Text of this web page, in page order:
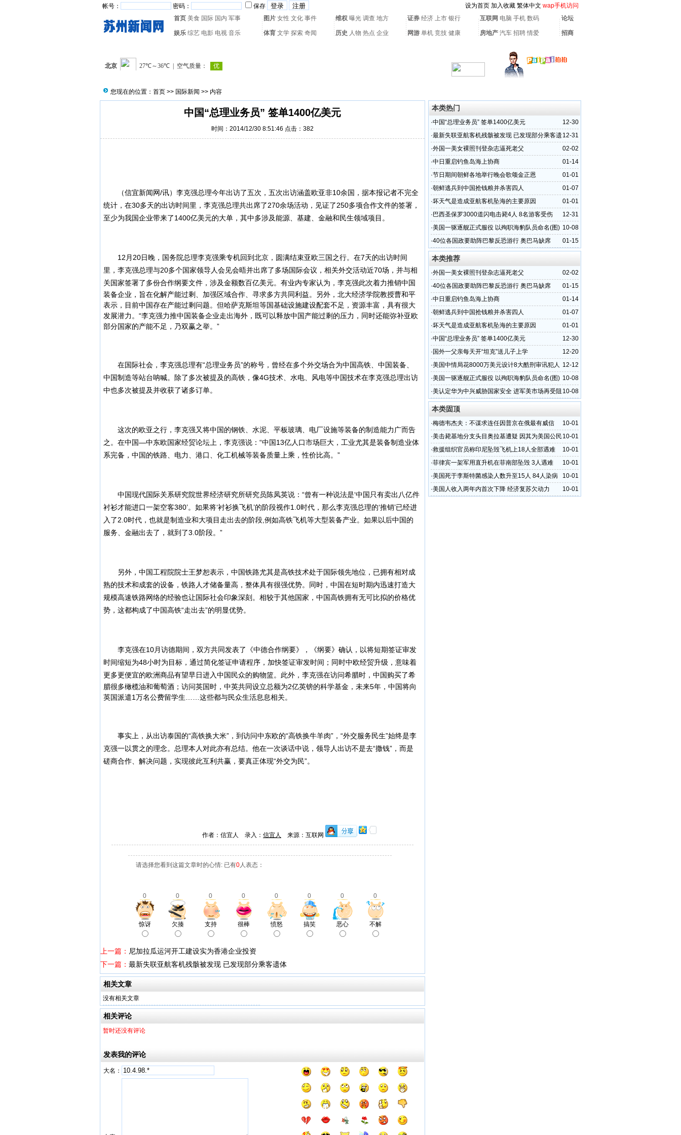
帐号： 密码： 保存 设为首页 加入收藏 繁体中文 wap手机访问
首页 美食 国际 国内 军事 图片 女性 文化 事件 维权 曝光 调查 地方 证券 经济 上市 银行 互联网 电脑 手机 数码 论坛
娱乐 综艺 电影 电视 音乐 体育 文学 探索 奇闻 历史 人物 热点 企业 网游 单机 竞技 健康 房地产 汽车 招聘 情爱 招商
您现在的位置： 首页 >> 国际新闻 >> 内容
中国“总理业务员” 签单1400亿美元
时间：2014/12/30 8:51:46 点击： 382
（信宜新闻网/讯） 李克强总理今年出访了五次，五次出访涵盖欧亚非10余国，据本报记者不完全
统计，在30多天的出访时间里，李克强总理共出席了270余场活动，见证了250多项合作文件的签署，
至少为我国企业带来了1400亿美元的大单，其中多涉及能源、基建、金融和民生领域项目。
12月20日晚，国务院总理李克强乘专机回到北京，圆满结束亚欧三国之行。在7天的出访时间
里，李克强总理与20多个国家领导人会见会晤并出席了多场国际会议，相关外交活动近70场，并与相
关国家签署了多份合作纲要文件，涉及金额数百亿美元。 有业内专家认为，李克强此次着力推销中国
装备企业，旨在化解产能过剩、加强区域合作、寻求多方共同利益。
另外，北大经济学院教授曹和平
表示，目前中国存在产能过剩问题。但哈萨克斯坦等国基础设施建设配套不足，资源丰富，具有很大
发展潜力。“李克强力推中国装备企业走出海外，既可以释放中国产能过剩的压力，同时还能弥补亚欧
部分国家的产能不足，乃双赢之举。”
在国际社会，李克强总理有“总理业务员”的称号，曾经在多个外交场合为中国高铁、中国装备、
中国制造等站台呐喊。除了多次被提及的高铁，像4G技术、水电、风电等中国技术在李克强总理出访
中也多次被提及并收获了诸多订单。
这次的欧亚之行，李克强又将中国的钢铁、水泥、平板玻璃、电厂设施等装备的制造能力广而告
之。在中国—中东欧国家经贸论坛上，李克强说：“中国13亿人口市场巨大，工业尤其是装备制造业体
系完备，中国的铁路、电力、港口、化工机械等装备质量上乘，性价比高。”
中国现代国际关系研究院世界经济研究所研究员陈凤英说：“曾有一种说法是‘中国只有卖出八亿件
衬衫才能进口一架空客380’。如果将‘衬衫换飞机’的阶段视作1.0时代，那么李克强总理的‘推销’已经进
入了2.0时代，也就是制造业和大项目走出去的阶段,例如高铁飞机等大型装备产业。如果以后中国的
服务、金融出去了，就到了3.0阶段。”
另外，中国工程院院士王梦恕表示，中国铁路尤其是高铁技术处于国际领先地位，已拥有相对成
熟的技术和成套的设备，铁路人才储备量高，整体具有很强优势。同时，中国在短时期内迅速打造大
规模高速铁路网络的经验也让国际社会印象深刻。相较于其他国家，中国高铁拥有无可比拟的价格优
势，这都构成了中国高铁“走出去”的明显优势。
李克强在10月访德期间，双方共同发表了《中德合作纲要》，《纲要》确认，以将短期签证审发
时间缩短为48小时为目标，通过简化签证申请程序，加快签证审发时间；同时中欧经贸升级，意味着
更多更便宜的欧洲商品有望早日进入中国民众的购物篮。 此外，李克强在访问希腊时，中国购买了希
腊很多橄榄油和葡萄酒；访问英国时，中英共同设立总额为2亿英镑的科学基金，未来5年，中国将向
英国派遣1万名公费留学生……这些都与民众生活息息相关。
事实上，从出访泰国的“高铁换大米”，到访问中东欧的“高铁换牛羊肉”，“外交服务民生”始终是李
克强一以贯之的理念。总理本人对此亦有总结。他在一次谈话中说，领导人出访不是去“撒钱”，而是
磋商合作、解决问题，实现彼此互利共赢，要真正体现“外交为民”。
作者：信宜人 录入： 信宜人 来源：互联网
请选择您看到这篇文章时的心情: 已有0人表态：
0 0 0 0 0 0 0 0
惊讶 欠揍 支持 很棒 愤怒 搞笑 恶心 不解
上一篇： 尼加拉瓜运河开工建设实为香港企业投资
下一篇： 最新失联亚航客机残骸被发现 已发现部分乘客遗体
相关文章
没有相关文章
相关评论
暂时还没有评论
发表我的评论
大名：
本类热门
12-30
·中国“总理业务员” 签单1400亿美元
12-31
·最新失联亚航客机残骸被发现 已发现部分乘客遗
体
02-02
·外国一美女裸照刊登杂志逼死老父
01-14
·中日重启钓鱼岛海上协商
01-01
·节日期间朝鲜各地举行晚会歌颂金正恩
01-07
·朝鲜逃兵到中国抢钱粮并杀害四人
01-01
·坏天气是造成亚航客机坠海的主要原因
12-31
· 巴西圣保罗3000道闪电击毙4人 8名游客受伤
10-08
·美国一驱逐舰正式服役 以殉职海豹队员命名(图)
01-15
·40位各国政要助阵巴黎反恐游行 奥巴马缺席
本类推荐
02-02
·外国一美女裸照刊登杂志逼死老父
01-15
·40位各国政要助阵巴黎反恐游行 奥巴马缺席
01-14
·中日重启钓鱼岛海上协商
01-07
·朝鲜逃兵到中国抢钱粮并杀害四人
01-01
·坏天气是造成亚航客机坠海的主要原因
12-30
·中国“总理业务员” 签单1400亿美元
12-20
· 国外一父亲每天开“坦克”送儿子上学
12-12
·美国中情局花8000万美元设计8大酷刑审讯犯人
10-08
·美国一驱逐舰正式服役 以殉职海豹队员命名(图)
10-08
·美认定华为中兴威胁国家安全 进军美市场再受阻
本类固顶
10-01
·梅德韦杰夫：不谋求连任因普京在俄最有威信
10-01
·美击毙基地分支头目奥拉基遭疑 因其为美国公民
10-01
·救援组织官员称印尼坠毁飞机上18人全部遇难
10-01
·菲律宾一架军用直升机在菲南部坠毁 3人遇难
10-01
·美国死于李斯特菌感染人数升至15人 84人染病
10-01
·美国人收入两年内首次下降 经济复苏欠动力